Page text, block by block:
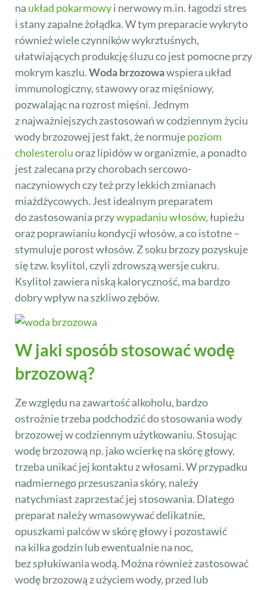
na układ pokarmowyi nerwowy m.in. łagodzi stres
i stany zapalne żołądka. W tym preparacie wykryto
również wiele czynników wykrztuśnych,
ułatwiających produkcję śluzu co jest pomocne przy
mokrym kaszlu.Woda brzozowawspiera układ
immunologiczny, stawowy oraz mięśniowy,
pozwalając na rozrost mięśni. Jednym
z najważniejszych zastosowań w codziennym życiu
wody brzozowej jest fakt, że normujepoziom
cholesteroluoraz lipidów w organizmie, a ponadto
jest zalecana przy chorobach sercowo-
naczyniowych czy też przy lekkich zmianach
miażdżycowych. Jest idealnym preparatem
do zastosowania przywypadaniu włosów, łupieżu
oraz poprawianiu kondycji włosów, a co istotne –
stymuluje porost włosów. Z soku brzozy pozyskuje
się tzw. ksylitol, czyli zdrowszą wersje cukru.
Ksylitol zawiera niską kaloryczność, ma bardzo
dobry wpływ na szkliwo zębów.
W jaki sposób stosować wodę
brzozową?
Ze względu na zawartość alkoholu, bardzo
ostrożnie trzeba podchodzić do stosowania wody
brzozowej w codziennym użytkowaniu. Stosując
wodę brzozową np. jako wcierkę na skórę głowy,
trzeba unikać jej kontaktu z włosami. W przypadku
nadmiernego przesuszania skóry, należy
natychmiast zaprzestać jej stosowania. Dlatego
preparat należy wmasowywać delikatnie,
opuszkami palców w skórę głowy i pozostawić
na kilka godzin lub ewentualnie na noc,
bez spłukiwania wodą. Można również zastosować
wodę brzozową z użyciem wody, przed lub